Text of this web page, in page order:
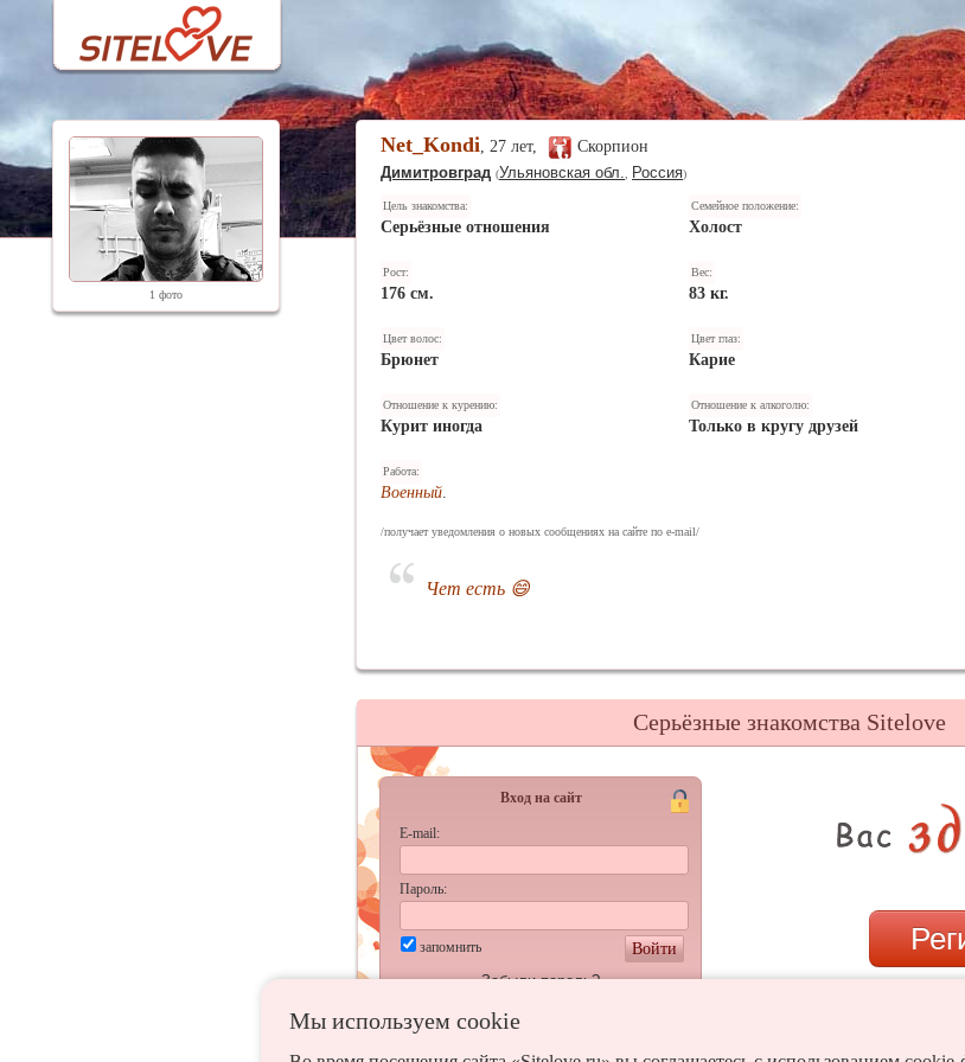
1 фото
Net_Kondi, 27 лет,
Скорпион
Димитровград (Ульяновская обл. Россия)
Цель знакомства:
Серьёзные отношения
Семейное положение:
Холост
Рост:
176 см.
Вес:
83 кг.
Цвет волос:
Брюнет
Цвет глаз:
Карие
Отношение к курению:
Курит иногда
Отношение к алкоголю:
Только в кругу друзей
Работа:
Военный.
/получает уведомления о новых сообщениях на сайте по e-mail/
Чет есть 😄
Мы используем сookie
Серьёзные знакомства Sitelove
Вход на сайт
E-mail:
Пароль:
запомнить
Войти
Забыли пароль?